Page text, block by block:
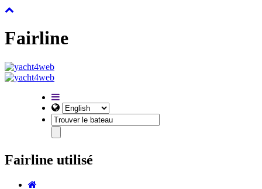
Fairline
Fairline utilisé